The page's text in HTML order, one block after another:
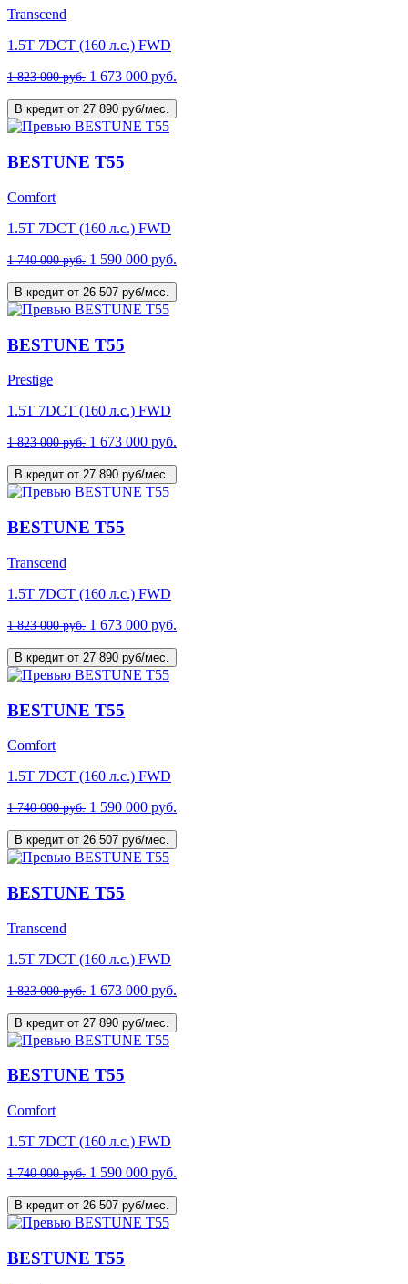
Transcend
1.5T 7DCT (160 л.с.) FWD
1 823 000 руб. 1 673 000 руб.
В кредит от 27 890 руб/мес.
BESTUNE T55
Comfort
1.5T 7DCT (160 л.с.) FWD
1 740 000 руб. 1 590 000 руб.
В кредит от 26 507 руб/мес.
BESTUNE T55
Prestige
1.5T 7DCT (160 л.с.) FWD
1 823 000 руб. 1 673 000 руб.
В кредит от 27 890 руб/мес.
BESTUNE T55
Transcend
1.5T 7DCT (160 л.с.) FWD
1 823 000 руб. 1 673 000 руб.
В кредит от 27 890 руб/мес.
BESTUNE T55
Comfort
1.5T 7DCT (160 л.с.) FWD
1 740 000 руб. 1 590 000 руб.
В кредит от 26 507 руб/мес.
BESTUNE T55
Transcend
1.5T 7DCT (160 л.с.) FWD
1 823 000 руб. 1 673 000 руб.
В кредит от 27 890 руб/мес.
BESTUNE T55
Comfort
1.5T 7DCT (160 л.с.) FWD
1 740 000 руб. 1 590 000 руб.
В кредит от 26 507 руб/мес.
BESTUNE T55